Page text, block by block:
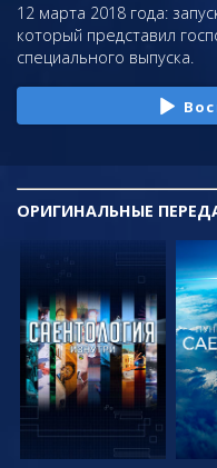
12 марта 2018 года:
который представил
специального выпуска.
ОРИГИНАЛЬНЫЕ